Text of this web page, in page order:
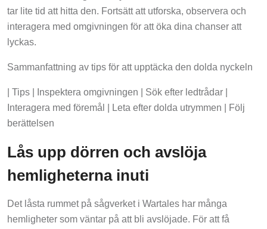
tar lite tid att hitta den. Fortsätt att utforska, observera och
interagera med omgivningen för att öka dina chanser att
lyckas.
Sammanfattning av tips för att upptäcka den dolda nyckeln
| Tips | Inspektera omgivningen | Sök efter ledtrådar |
Interagera med föremål | Leta efter dolda utrymmen | Följ
berättelsen
Lås upp dörren och avslöja
hemligheterna inuti
Det låsta rummet på sågverket i Wartales har många
hemligheter som väntar på att bli avslöjade. För att få